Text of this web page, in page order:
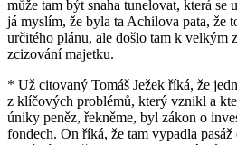
může tam být snaha tunelovat, která se
já myslím, že byla ta Achilova pata, že
určitého plánu, ale došlo tam k velkým
zcizování majetku.
* Už citovaný Tomáš Ježek říká, že
z klíčových problémů, který vznikl a
úniky peněz, řekněme, byl zákon o
fondech. On říká, že tam vypadla